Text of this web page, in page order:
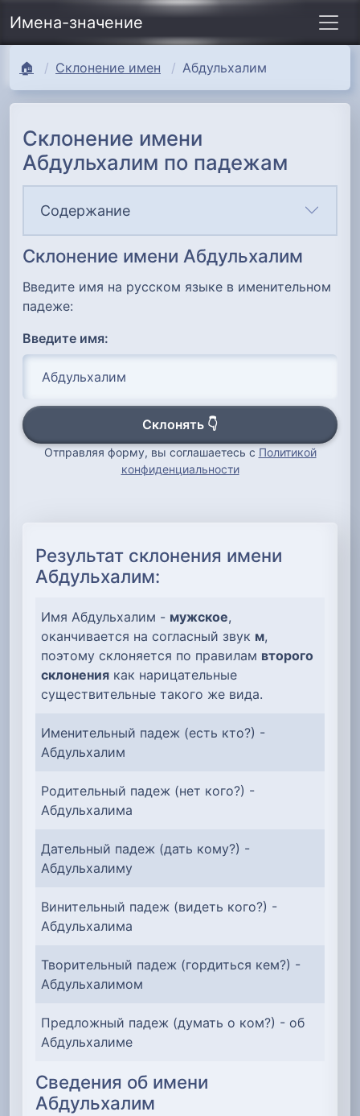
Имена-значение
🏠 Склонение имен Абдульхалим
Склонение имени
Абдульхалим по падежам
Содержание
Склонение имени Абдульхалим
Введите имя на русском языке в именительном
падеже:
Введите имя:
Склонять 👇
Отправляя форму, вы соглашаетесь с Политикой
конфиденциальности
Результат склонения имени
Абдульхалим:
Имя Абдульхалим - мужское,
оканчивается на согласный звук м,
поэтому склоняется по правилам второго
склонения как нарицательные
существительные такого же вида.
Именительный падеж (есть кто?) -
Абдульхалим
Родительный падеж (нет кого?) -
Абдульхалима
Дательный падеж (дать кому?) -
Абдульхалиму
Винительный падеж (видеть кого?) -
Абдульхалима
Творительный падеж (гордиться кем?) -
Абдульхалимом
Предложный падеж (думать о ком?) - об
Абдульхалиме
Сведения об имени
Абдульхалим